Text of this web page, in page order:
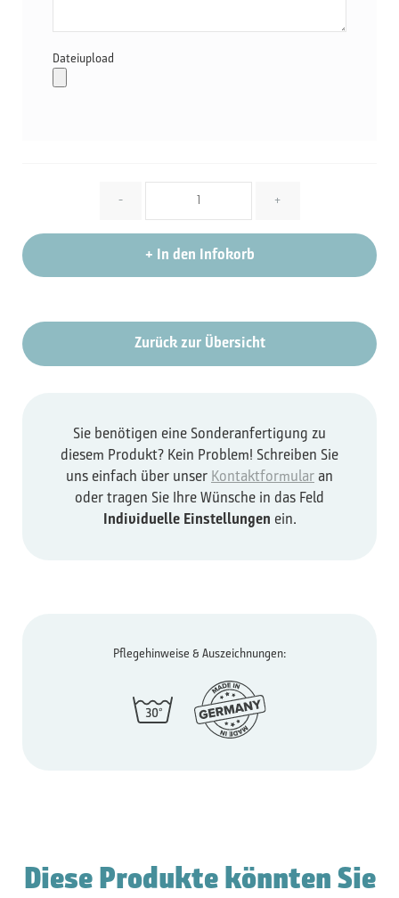
Dateiupload
- +
+ In den Infokorb
Zurück zur Übersicht
Sie benötigen eine Sonderanfertigung zu
diesem Produkt? Kein Problem! Schreiben Sie
uns einfach über unser Kontaktformular an
oder tragen Sie Ihre Wünsche in das Feld
Individuelle Einstellungen ein.
Pflegehinweise & Auszeichnungen:
Diese Produkte könnten Sie